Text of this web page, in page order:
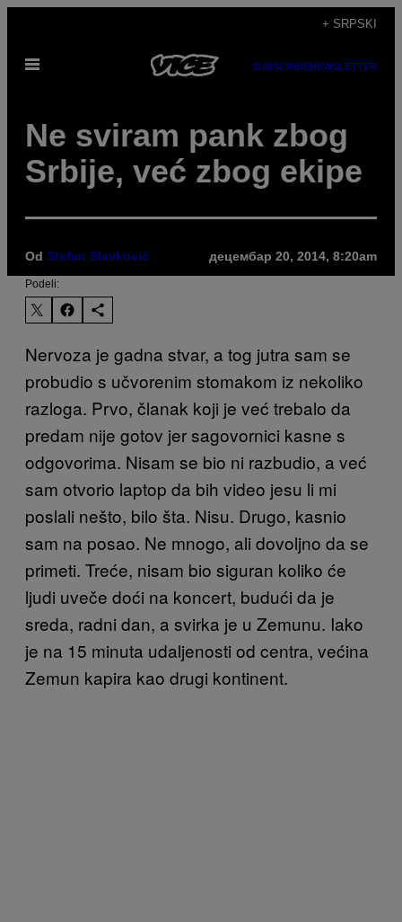
садржај
+ SRPSKI
Otvori
SUBSCRIBENEWSLETTER
​Ne sviram pank zbog
Srbije, već zbog ekipe
Od Stefan Slavković децембар 20, 2014, 8:20am
Podeli:
Nervoza je gadna stvar, a tog jutra sam se
probudio s učvorenim stomakom iz nekoliko
razloga. Prvo, članak koji je već trebalo da
predam nije gotov jer sagovornici kasne s
odgovorima. Nisam se bio ni razbudio, a već
sam otvorio laptop da bih video jesu li mi
poslali nešto, bilo šta. Nisu. Drugo, kasnio
sam na posao. Ne mnogo, ali dovoljno da se
primeti. Treće, nisam bio siguran koliko će
ljudi uveče doći na koncert, budući da je
sreda, radni dan, a svirka je u Zemunu. Iako
je na 15 minuta udaljenosti od centra, većina
Zemun kapira kao drugi kontinent.